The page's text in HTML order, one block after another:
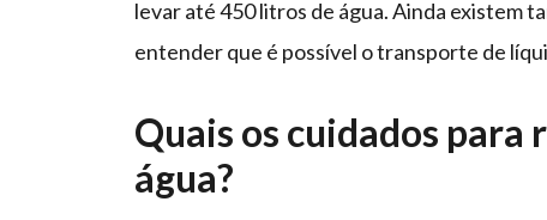
levar até 450 litros de água. Ainda existem
entender que é possível o transporte de
Quais os cuidados
água?